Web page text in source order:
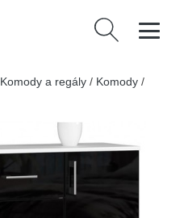
Vyhledávání
Komody a regály / Komody /